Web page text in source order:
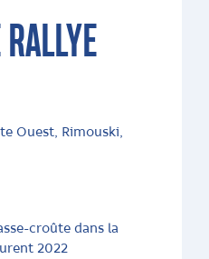
Ouest, Rimouski,
croûte dans la
2022